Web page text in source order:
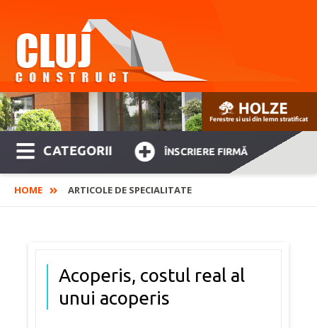
CATEGORII ÎNSCRIERE FIRMĂ
HOME ARTICOLE DE SPECIALITATE
Acoperis, costul real al
unui acoperis